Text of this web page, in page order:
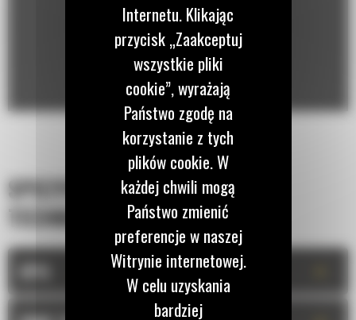
SPECYFIKACJA
TECHNICZNA
Internetu. Klikając
przycisk „Zaakceptuj
wszystkie pliki
cookie”, wyrażają
Państwo zgodę na
korzystanie z tych
plików cookie. W
każdej chwili mogą
Państwo zmienić
preferencje w naszej
Witrynie internetowej.
W celu uzyskania
bardziej